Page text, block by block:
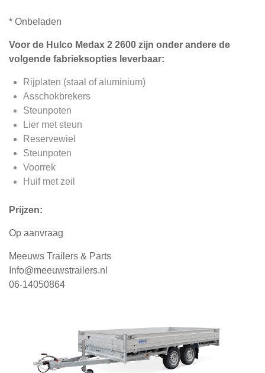
* Onbeladen
Voor de Hulco Medax 2 2600 zijn onder andere de
volgende fabrieksopties leverbaar:
Rijplaten (staal of aluminium)
Asschokbrekers
Steunpoten
Lier met steun
Reservewiel
Steunpoten
Voorrek
Huif met zeil
Prijzen:
Op aanvraag
Meeuws Trailers & Parts
Info@meeuwstrailers.nl
06-14050864